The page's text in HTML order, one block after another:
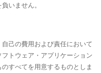
いません。
己の費用および責任において
トウェア・アプリケーション
すべてを用意するものとしま